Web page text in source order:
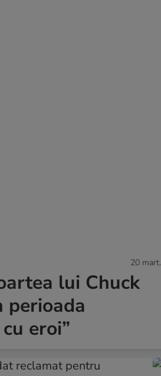
20 mart.
lui Chuck
perioada
eroi”